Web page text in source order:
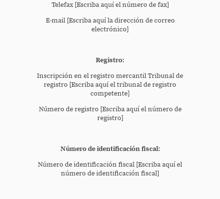
Telefax [Escriba aquí el número de fax]
E-mail [Escriba aquí la dirección de correo
electrónico]
Registro:
Inscripción en el registro mercantil Tribunal de
registro [Escriba aquí el tribunal de registro
competente]
Número de registro [Escriba aquí el número de
registro]
Número de identificación fiscal:
Número de identificación fiscal [Escriba aquí el
número de identificación fiscal]